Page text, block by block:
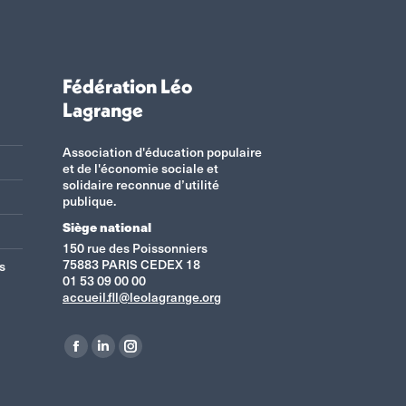
Fédération Léo
Lagrange
Association d'éducation populaire
et de l'économie sociale et
solidaire reconnue d’utilité
publique.
Siège national
150 rue des Poissonniers
75883 PARIS CEDEX 18
01 53 09 00 00
accueil.fll@leolagrange.org
Retrouvez-nous sur :
La
La
La